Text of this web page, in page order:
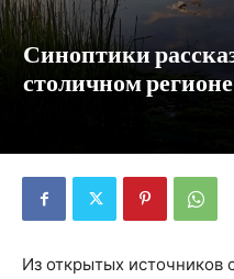
Синоптики
столичном
Из открытых источников